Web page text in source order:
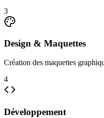
3
Design & Maquettes
Création des maquettes
4
Développement